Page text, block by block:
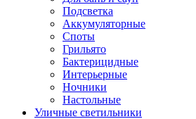
Подсветка
Аккумуляторные
Споты
Грильято
Бактерицидные
Интерьерные
Ночники
Настольные
Уличные светильники